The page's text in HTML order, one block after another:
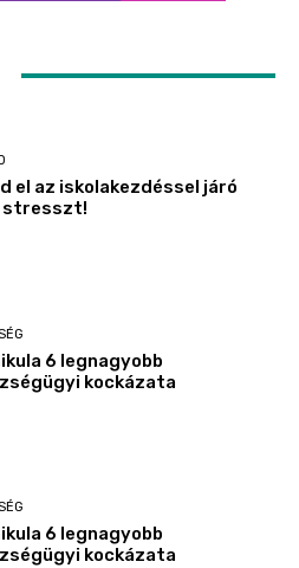
el az iskolakezdéssel járó
stresszt!
6 legnagyobb
kockázata
6 legnagyobb
kockázata